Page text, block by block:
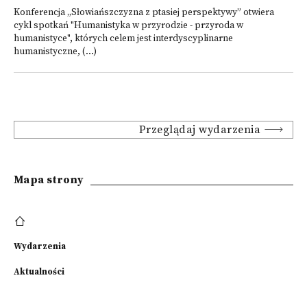
Konferencja „Słowiańszczyzna z ptasiej perspektywy” otwiera
cykl spotkań "Humanistyka w przyrodzie - przyroda w
humanistyce", których celem jest interdyscyplinarne
humanistyczne, (...)
Przeglądaj wydarzenia
Mapa strony
Wydarzenia
Aktualności